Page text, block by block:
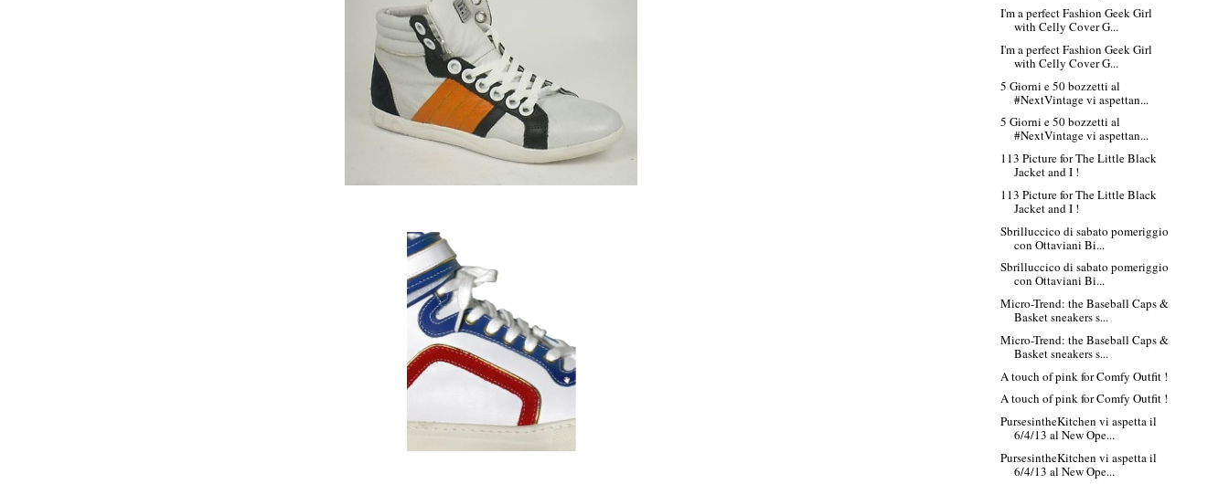
I'm a perfect Fashion Geek Girl
with Celly Cover G...
I'm a perfect Fashion Geek Girl
with Celly Cover G...
5 Giorni e 50 bozzetti al
#NextVintage vi aspettan...
5 Giorni e 50 bozzetti al
#NextVintage vi aspettan...
113 Picture for The Little Black
Jacket and I !
113 Picture for The Little Black
Jacket and I !
Sbrilluccico di sabato pomeriggio
con Ottaviani Bi...
Sbrilluccico di sabato pomeriggio
con Ottaviani Bi...
Micro-Trend: the Baseball Caps &
Basket sneakers s...
Micro-Trend: the Baseball Caps &
Basket sneakers s...
A touch of pink for Comfy Outfit !
A touch of pink for Comfy Outfit !
PursesintheKitchen vi aspetta il
6/4/13 al New Ope...
PursesintheKitchen vi aspetta il
6/4/13 al New Ope...